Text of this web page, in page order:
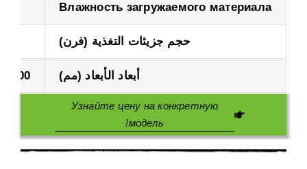
Влажность загружаемого материала
حجم جزيئات التغذية (فرن)
أبعاد الأبعاد (مم) 4100*1600*1150
Узнайте цену на конкретную
модель
!